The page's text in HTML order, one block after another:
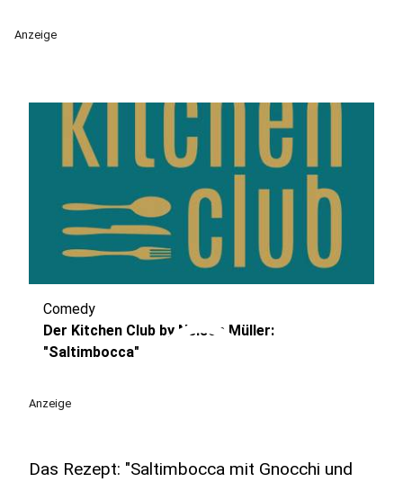
Anzeige
play_circle
Comedy
Der Kitchen Club by Nelson Müller:
"Saltimbocca"
Anzeige
Das Rezept: "Saltimbocca mit Gnocchi und